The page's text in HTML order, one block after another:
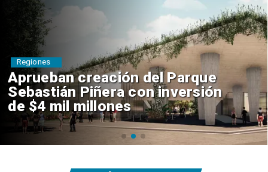
Claudio Bravo baja la euforia
sobre fichaje de Vozinha
Deportes